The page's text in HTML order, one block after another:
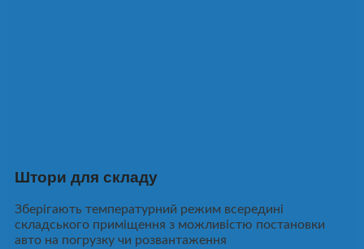
Штори для складу
Зберігають температурний режим всередині
складського приміщення з можливістю постановки
авто на погрузку чи розвантаження